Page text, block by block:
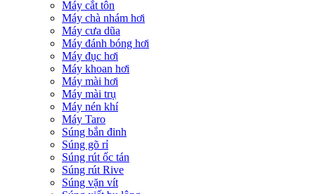
Máy cắt tôn
Máy chà nhám hơi
Máy cưa dũa
Máy đánh bóng hơi
Máy đục hơi
Máy khoan hơi
Máy mài hơi
Máy mài trụ
Máy nén khí
Máy Taro
Súng bắn đinh
Súng gõ rỉ
Súng rút ốc tán
Súng rút Rive
Súng vặn vít